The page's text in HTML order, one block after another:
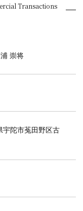
Transactions
崇将
宇陀市菟田野区古